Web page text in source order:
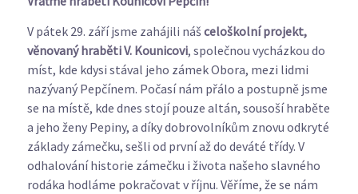
V pátek 29. září jsme zahájili náš celoškolní projekt,
věnovaný hraběti V. Kounicovi, společnou vycházkou do
míst, kde kdysi stával jeho zámek Obora, mezi lidmi
nazývaný Pepčínem. Počasí nám přálo a postupně jsme
se na místě, kde dnes stojí pouze altán, sousoší hraběte
a jeho ženy Pepiny, a díky dobrovolníkům znovu odkryté
základy zámečku, sešli od první až do deváté třídy. V
odhalování historie zámečku i života našeho slavného
rodáka hodláme pokračovat v říjnu. Věříme, že se nám